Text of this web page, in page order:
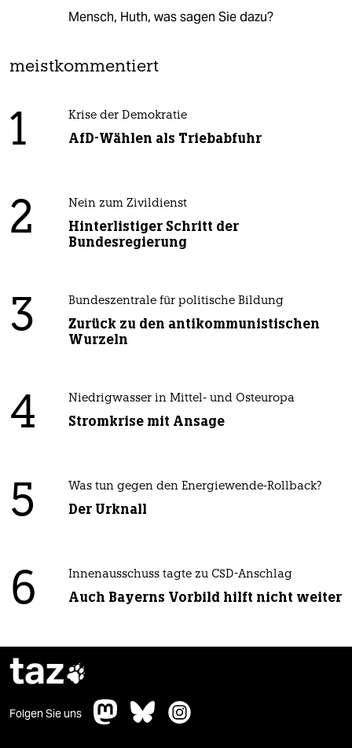
Mensch, Huth, was sagen Sie dazu?
meistkommentiert
1 Krise der Demokratie
AfD-Wählen als Triebabfuhr
2 Nein zum Zivildienst
Hinterlistiger Schritt der
Bundesregierung
3 Bundeszentrale für politische Bildung
Zurück zu den antikommunistischen
Wurzeln
4 Niedrigwasser in Mittel- und Osteuropa
Stromkrise mit Ansage
5 Was tun gegen den Energiewende-Rollback?
Der Urknall
6 Innenausschuss tagte zu CSD-Anschlag
Auch Bayerns Vorbild hilft nicht weiter
taz
Folgen Sie uns